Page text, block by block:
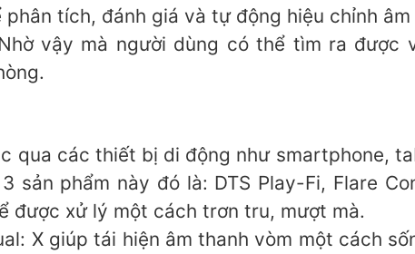
tích, đánh giá và tự động hiệu chỉnh
vậy mà người dùng có thể tìm ra được
qua các thiết bị di động như smartphone,
phẩm này đó là: DTS Play-Fi, Flare
được xử lý một cách trơn tru, mượt mà.
X giúp tái hiện âm thanh vòm một cách